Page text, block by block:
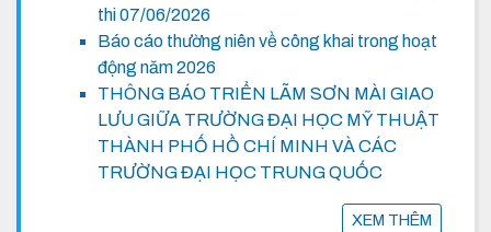
thi 07/06/2026
Báo cáo thường niên về công khai trong hoạt
động năm 2026
THÔNG BÁO TRIỂN LÃM SƠN MÀI GIAO
LƯU GIỮA TRƯỜNG ĐẠI HỌC MỸ THUẬT
THÀNH PHỐ HỒ CHÍ MINH VÀ CÁC
TRƯỜNG ĐẠI HỌC TRUNG QUỐC
XEM THÊM